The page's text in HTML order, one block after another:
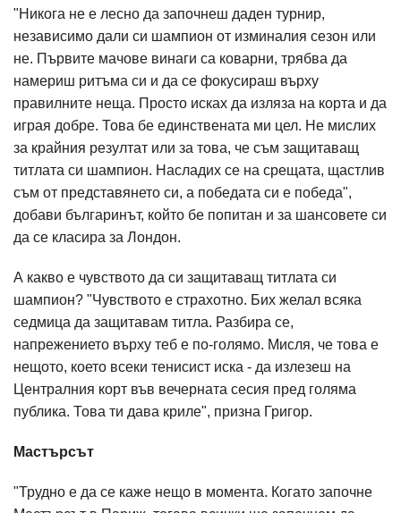
"Никога не е лесно да започнеш даден турнир,
независимо дали си шампион от изминалия сезон или
не. Първите мачове винаги са коварни, трябва да
намериш ритъма си и да се фокусираш върху
правилните неща. Просто исках да изляза на корта и да
играя добре. Това бе единствената ми цел. Не мислих
за крайния резултат или за това, че съм защитаващ
титлата си шампион. Насладих се на срещата, щастлив
съм от представянето си, а победата си е победа",
добави българинът, който бе попитан и за шансовете си
да се класира за Лондон.
А какво е чувството да си защитаващ титлата си
шампион? "Чувството е страхотно. Бих желал всяка
седмица да защитавам титла. Разбира се,
напрежението върху теб е по-голямо. Мисля, че това е
нещото, което всеки тенисист иска - да излезеш на
Централния корт във вечерната сесия пред голяма
публика. Това ти дава криле", призна Григор.
Мастърсът
"Трудно е да се каже нещо в момента. Когато започне